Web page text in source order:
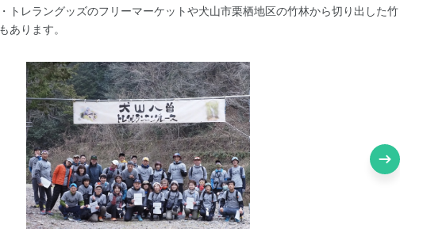
トレラングッズのフリーマーケットや犬山市栗栖地区の竹林から切り出した竹
あります。